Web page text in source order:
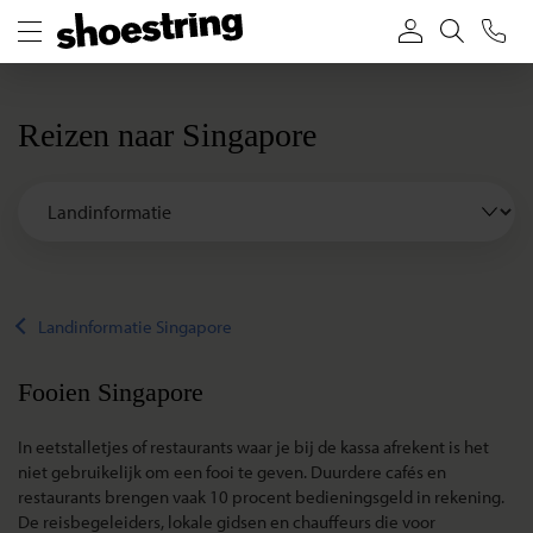
Reizen naar Singapore
Landinformatie Singapore
Fooien Singapore
In eetstalletjes of restaurants waar je bij de kassa afrekent is het
niet gebruikelijk om een fooi te geven. Duurdere cafés en
restaurants brengen vaak 10 procent bedieningsgeld in rekening.
De reisbegeleiders, lokale gidsen en chauffeurs die voor